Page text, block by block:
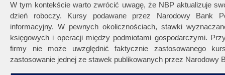
W tym kontekście warto zwrócić uwagę, że NBP aktualizuje
dzień roboczy. Kursy podawane przez Narodowy Bank
informacyjny. W pewnych okolicznościach, stawki
księgowych i operacji między podmiotami gospodarczymi.
firmy nie może uwzględnić faktycznie zastosowanego
zastosowanie jednej ze stawek publikowanych przez Narodowy